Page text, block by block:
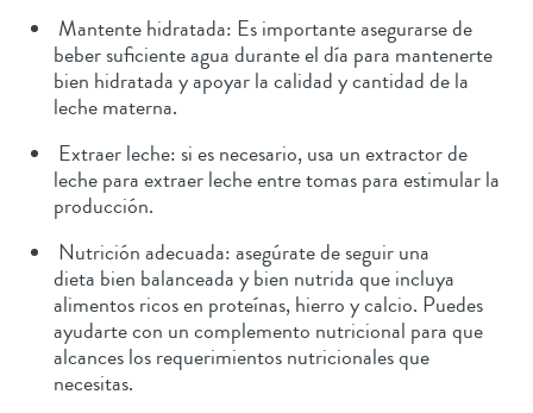
Mantente hidratada: Es importante asegurarse de
beber suficiente agua durante el día para mantenerte
bien hidratada y apoyar la calidad y cantidad de la
leche materna.
Extraer leche: si es necesario, usa un extractor de
leche para extraer leche entre tomas para estimular la
producción.
Nutrición adecuada: asegúrate de seguir una
dieta bien balanceada y bien nutrida que incluya
alimentos ricos en proteínas, hierro y calcio. Puedes
ayudarte con un complemento nutricional para que
alcances los requerimientos nutricionales que
necesitas.